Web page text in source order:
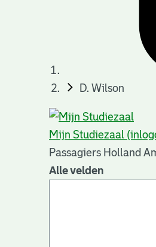
D. Wilson
Mijn Studiezaal
Passagiers Holland
Alle velden